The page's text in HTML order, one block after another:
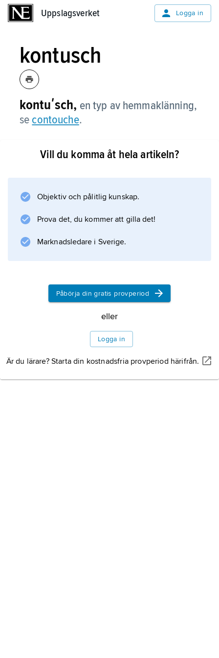
Uppslagsverket Logga in
kontusch
kontuʹsch, en typ av hemmaklänning,
se contouche.
Vill du komma åt hela artikeln?
Objektiv och pålitlig kunskap.
Prova det, du kommer att gilla det!
Marknadsledare i Sverige.
Påbörja din gratis provperiod
eller
Logga in
Är du lärare? Starta din kostnadsfria provperiod härifrån.